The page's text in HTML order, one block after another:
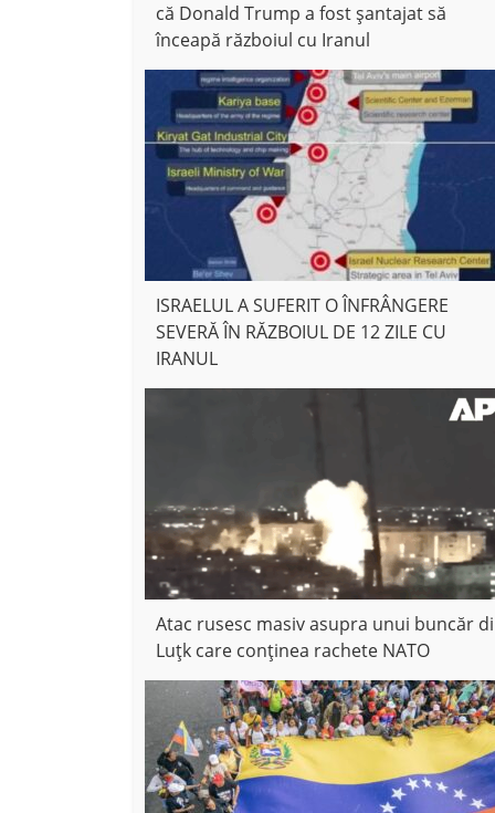
că Donald Trump a fost șantajat să
înceapă războiul cu Iranul
ISRAELUL A SUFERIT O ÎNFRÂNGERE
SEVERĂ ÎN RĂZBOIUL DE 12 ZILE CU
IRANUL
Atac rusesc masiv asupra unui buncăr
Luțk care conținea rachete NATO